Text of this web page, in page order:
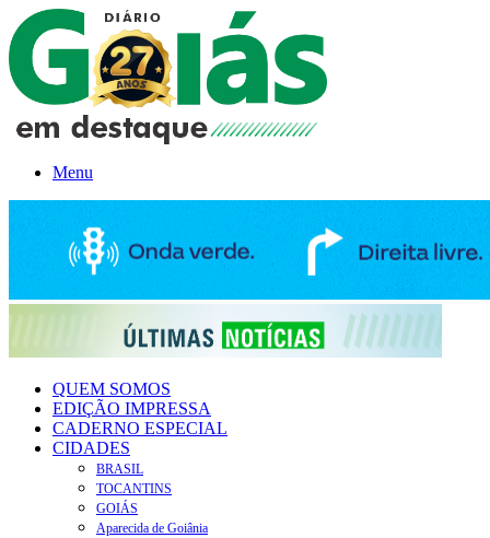
Menu
QUEM SOMOS
EDIÇÃO IMPRESSA
CADERNO ESPECIAL
CIDADES
BRASIL
TOCANTINS
GOIÁS
Aparecida de Goiânia